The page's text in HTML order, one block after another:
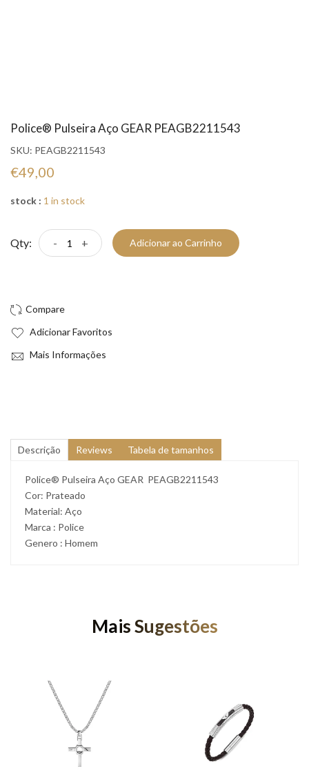
Police® Pulseira Aço GEAR PEAGB2211543
SKU: PEAGB2211543
€49,00
stock : 1 in stock
Qty: - + Adicionar ao Carrinho
Adicionar Favoritos
Mais Informações
Descrição Reviews Tabela de tamanhos
Police® Pulseira Aço GEAR PEAGB2211543
Cor: Prateado
Material: Aço
Marca : Police
Genero : Homem
Mais Sugestões